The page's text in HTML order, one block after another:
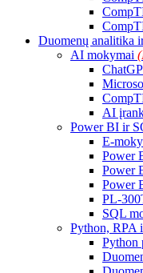
Duomenų analitika
AI mokymai
AI
Power BI ir
E-
Power
Power
Power
PL-
SQL
Python, RPA
Python